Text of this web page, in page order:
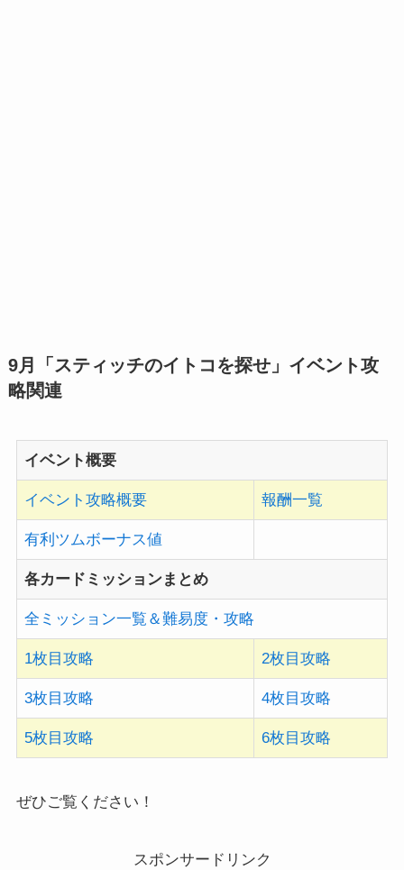
9月「スティッチのイトコを探せ」イベント攻
略関連
イベント概要
イベント攻略概要 報酬一覧
有利ツムボーナス値
各カードミッションまとめ
全ミッション一覧＆難易度・攻略
1枚目攻略 2枚目攻略
3枚目攻略 4枚目攻略
5枚目攻略 6枚目攻略
ぜひご覧ください！
スポンサードリンク